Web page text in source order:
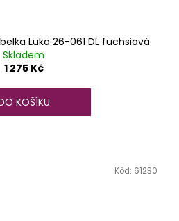
Luka 26-061 DL fuchsiová
Skladem
1 275 Kč
KOŠÍKU
Kód: 61230